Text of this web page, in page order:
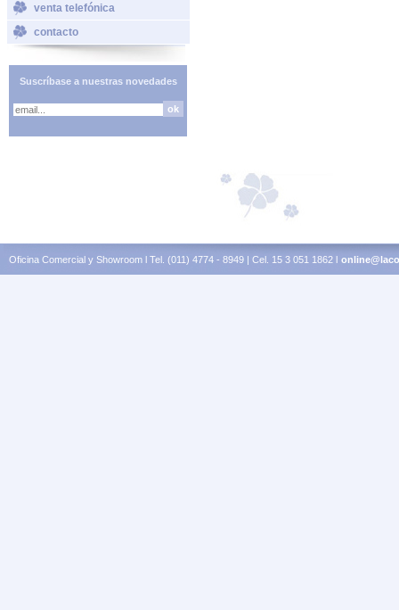
venta telefónica
contacto
Suscríbase a nuestras novedades
Oficina Comercial y Showroom l Tel. (011) 4774 - 8949 | Cel. 15 3 051 1862 l